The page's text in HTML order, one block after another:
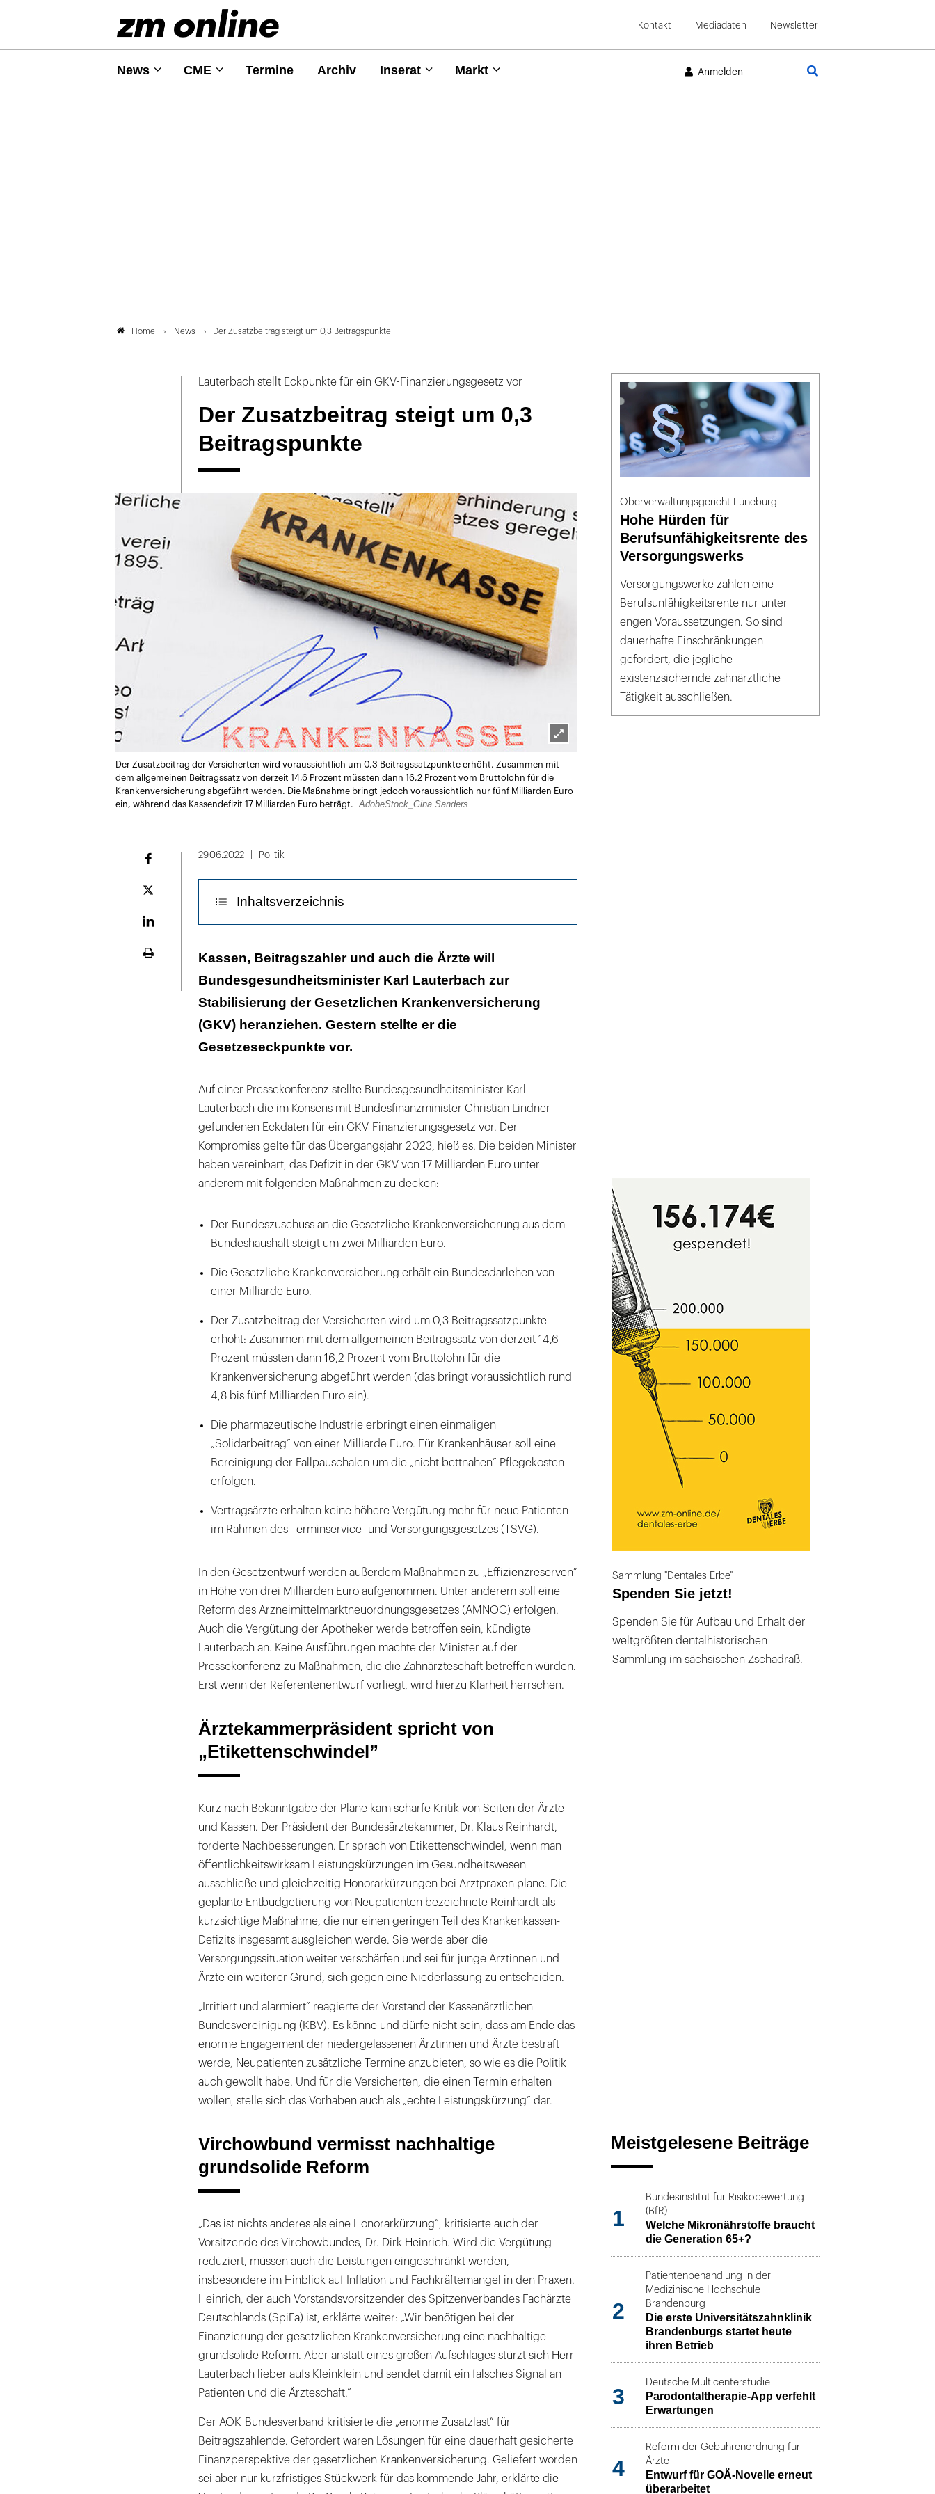
Kontakt Mediadaten Newsletter
News CME Termine Archiv Inserat Markt Anmelden
Home News Der Zusatzbeitrag steigt um 0,3 Beitragspunkte
Lauterbach stellt Eckpunkte für ein GKV-Finanzierungsgesetz vor
Der Zusatzbeitrag steigt um 0,3
Beitragspunkte
öffnen
Der Zusatzbeitrag der Versicherten wird voraussichtlich um 0,3 Beitragssatzpunkte erhöht. Zusammen mit
dem allgemeinen Beitragssatz von derzeit 14,6 Prozent müssten dann 16,2 Prozent vom Bruttolohn für die
Krankenversicherung abgeführt werden. Die Maßnahme bringt jedoch voraussichtlich nur fünf Milliarden Euro
ein, während das Kassendefizit 17 Milliarden Euro beträgt.
AdobeStock_Gina Sanders
Plattform
29.06.2022 Politik
Inhaltsverzeichnis
Ärztekammerpräsident spricht von „Etikettenschwindel”
Virchowbund vermisst nachhaltige grundsolide Reform
Klarheit wird erst der Gesetzestext bringen
Kassen, Beitragszahler und auch die Ärzte will
Bundesgesundheitsminister Karl Lauterbach zur
Stabilisierung der Gesetzlichen Krankenversicherung
(GKV) heranziehen. Gestern stellte er die
Gesetzeseckpunkte vor.
Auf einer Pressekonferenz stellte Bundesgesundheitsminister Karl
Lauterbach die im Konsens mit Bundesfinanzminister Christian Lindner
gefundenen Eckdaten für ein GKV-Finanzierungsgesetz vor. Der
Kompromiss gelte für das Übergangsjahr 2023, hieß es. Die beiden Minister
haben vereinbart, das Defizit in der GKV von 17 Milliarden Euro unter
anderem mit folgenden Maßnahmen zu decken:
Der Bundeszuschuss an die Gesetzliche Krankenversicherung aus dem
Bundeshaushalt steigt um zwei Milliarden Euro.
Die Gesetzliche Krankenversicherung erhält ein Bundesdarlehen von
einer Milliarde Euro.
Der Zusatzbeitrag der Versicherten wird um 0,3 Beitragssatzpunkte
erhöht: Zusammen mit dem allgemeinen Beitragssatz von derzeit 14,6
Prozent müssten dann 16,2 Prozent vom Bruttolohn für die
Krankenversicherung abgeführt werden (das bringt voraussichtlich rund
4,8 bis fünf Milliarden Euro ein).
Die pharmazeutische Industrie erbringt einen einmaligen
„Solidarbeitrag” von einer Milliarde Euro. Für Krankenhäuser soll eine
Bereinigung der Fallpauschalen um die „nicht bettnahen” Pflegekosten
erfolgen.
Vertragsärzte erhalten keine höhere Vergütung mehr für neue Patienten
im Rahmen des Terminservice- und Versorgungsgesetzes (TSVG).
In den Gesetzentwurf werden außerdem Maßnahmen zu „Effizienzreserven”
in Höhe von drei Milliarden Euro aufgenommen. Unter anderem soll eine
Reform des Arzneimittelmarktneuordnungsgesetzes (AMNOG) erfolgen.
Auch die Vergütung der Apotheker werde betroffen sein, kündigte
Lauterbach an. Keine Ausführungen machte der Minister auf der
Pressekonferenz zu Maßnahmen, die die Zahnärzteschaft betreffen würden.
Erst wenn der Referentenentwurf vorliegt, wird hierzu Klarheit herrschen.
Ärztekammerpräsident spricht von
„Etikettenschwindel”
Kurz nach Bekanntgabe der Pläne kam scharfe Kritik von Seiten der Ärzte
und Kassen. Der Präsident der Bundesärztekammer, Dr. Klaus Reinhardt,
forderte Nachbesserungen. Er sprach von Etikettenschwindel, wenn man
öffentlichkeitswirksam Leistungskürzungen im Gesundheitswesen
ausschließe und gleichzeitig Honorarkürzungen bei Arztpraxen plane. Die
geplante Entbudgetierung von Neupatienten bezeichnete Reinhardt als
kurzsichtige Maßnahme, die nur einen geringen Teil des Krankenkassen-
Defizits insgesamt ausgleichen werde. Sie werde aber die
Versorgungssituation weiter verschärfen und sei für junge Ärztinnen und
Ärzte ein weiterer Grund, sich gegen eine Niederlassung zu entscheiden.
„Irritiert und alarmiert” reagierte der Vorstand der Kassenärztlichen
Bundesvereinigung (KBV). Es könne und dürfe nicht sein, dass am Ende das
enorme Engagement der niedergelassenen Ärztinnen und Ärzte bestraft
werde, Neupatienten zusätzliche Termine anzubieten, so wie es die Politik
auch gewollt habe. Und für die Versicherten, die einen Termin erhalten
wollen, stelle sich das Vorhaben auch als „echte Leistungskürzung” dar.
Virchowbund vermisst nachhaltige
grundsolide Reform
„Das ist nichts anderes als eine Honorarkürzung”, kritisierte auch der
Vorsitzende des Virchowbundes, Dr. Dirk Heinrich. Wird die Vergütung
reduziert, müssen auch die Leistungen eingeschränkt werden,
insbesondere im Hinblick auf Inflation und Fachkräftemangel in den Praxen.
Heinrich, der auch Vorstandsvorsitzender des Spitzenverbandes Fachärzte
Deutschlands (SpiFa) ist, erklärte weiter: „Wir benötigen bei der
Finanzierung der gesetzlichen Krankenversicherung eine nachhaltige
grundsolide Reform. Aber anstatt eines großen Aufschlages stürzt sich Herr
Lauterbach lieber aufs Kleinklein und sendet damit ein falsches Signal an
Patienten und die Ärzteschaft.”
Der AOK-Bundesverband kritisierte die „enorme Zusatzlast” für
Beitragszahlende. Gefordert waren Lösungen für eine dauerhaft gesicherte
Finanzperspektive der gesetzlichen Krankenversicherung. Geliefert worden
sei aber nur kurzfristiges Stückwerk für das kommende Jahr, erklärte die
Oberverwaltungsgericht Lüneburg
Hohe Hürden für
Berufsunfähigkeitsrente des
Versorgungswerks
Versorgungswerke zahlen eine
Berufsunfähigkeitsrente nur unter
engen Voraussetzungen. So sind
dauerhafte Einschränkungen
gefordert, die jegliche
existenzsichernde zahnärztliche
Tätigkeit ausschließen.
Sammlung "Dentales Erbe"
Spenden Sie jetzt!
Spenden Sie für Aufbau und Erhalt der
weltgrößten dentalhistorischen
Sammlung im sächsischen Zschadraß.
Meistgelesene Beiträge
1
Bundesinstitut für Risikobewertung
(BfR)
Welche Mikronährstoffe braucht
die Generation 65+?
2
Patientenbehandlung in der
Medizinische Hochschule
Brandenburg
Die erste Universitätszahnklinik
Brandenburgs startet heute
ihren Betrieb
3
Deutsche Multicenterstudie
Parodontaltherapie-App verfehlt
Erwartungen
4
Reform der Gebührenordnung für
Ärzte
Entwurf für GOÄ-Novelle erneut
überarbeitet